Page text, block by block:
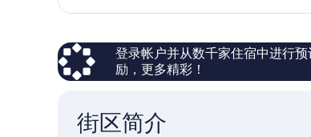
多
登录帐户并从数千家住宿中进行
励，更多精彩！
街区简介